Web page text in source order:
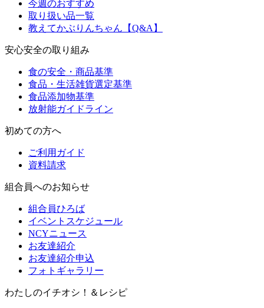
今週のおすすめ
取り扱い品一覧
教えてかぶりんちゃん【Q&A】
安心安全の取り組み
食の安全・商品基準
食品・生活雑貨選定基準
食品添加物基準
放射能ガイドライン
初めての方へ
ご利用ガイド
資料請求
組合員へのお知らせ
組合員ひろば
イベントスケジュール
NCYニュース
お友達紹介
お友達紹介申込
フォトギャラリー
わたしのイチオシ！＆レシピ